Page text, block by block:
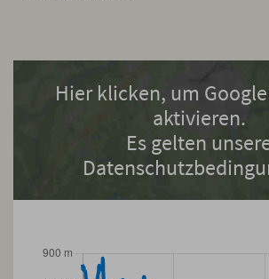
Hier klicken, um Google
aktivieren.
Es gelten